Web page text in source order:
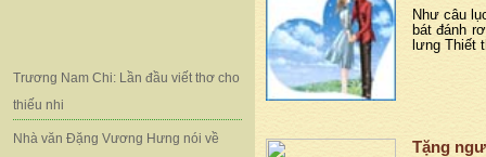
Trương Nam Chi: Lần đầu viết thơ cho
thiếu nhi
Nhà văn Đặng Vương Hưng nói về
Như câu
bát đánh
lưng Thiết
Tặng